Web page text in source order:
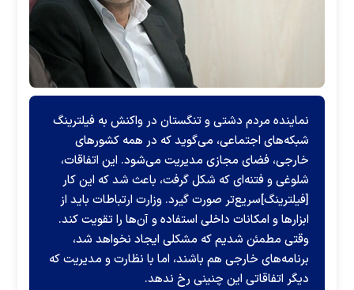
نماینده مردم دشتی و تنگستان در واکنش به فیلترینگ
شبکه‌های اجتماعی، می‌گوید که در همه کشور‌های
خارجی، فضای مجازی مدیریت می‌شود. این اتفاقات،
شلوغی و فتنه‌ای که شکل گرفت، باعث شد که این کار
[فیلترینگ]سریع‌تر صورت گیرد. وزارت ارتباطات باید از
ابزار‌ها و امکانات داخلی استفاده و آن‌ها را تقویت کند.
وقتی مطمئن شدیم که مشکلی ایجاد نخواهد شد،
برنامه‌های خارجی هم باشند، اما با نظارت و مدیریت که
دیگر اتفاقاتی این چنینی رخ ندهد.